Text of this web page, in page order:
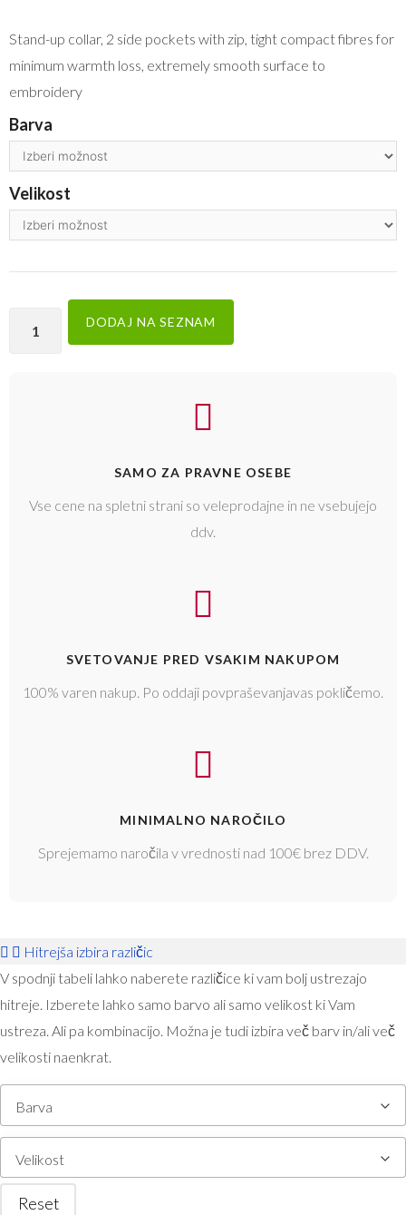
Stand-up collar, 2 side pockets with zip, tight compact fibres for
minimum warmth loss, extremely smooth surface to
embroidery
Barva
Velikost
DODAJ NA SEZNAM
SAMO ZA PRAVNE OSEBE
Vse cene na spletni strani so veleprodajne in ne vsebujejo
ddv.
SVETOVANJE PRED VSAKIM NAKUPOM
100% varen nakup. Po oddaji povpraševanjavas pokličemo.
MINIMALNO NAROČILO
Sprejemamo naročila v vrednosti nad 100€ brez DDV.
Hitrejša izbira različic
V spodnji tabeli lahko naberete različice ki vam bolj ustrezajo
hitreje. Izberete lahko samo barvo ali samo velikost ki Vam
ustreza. Ali pa kombinacijo. Možna je tudi izbira več barv in/ali več
velikosti naenkrat.
Barva
Velikost
Reset